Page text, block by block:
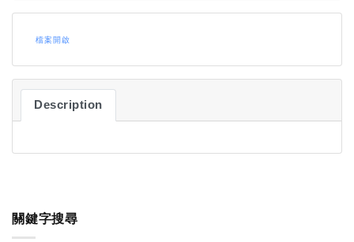
檔案開啟
Description
關鍵字搜尋